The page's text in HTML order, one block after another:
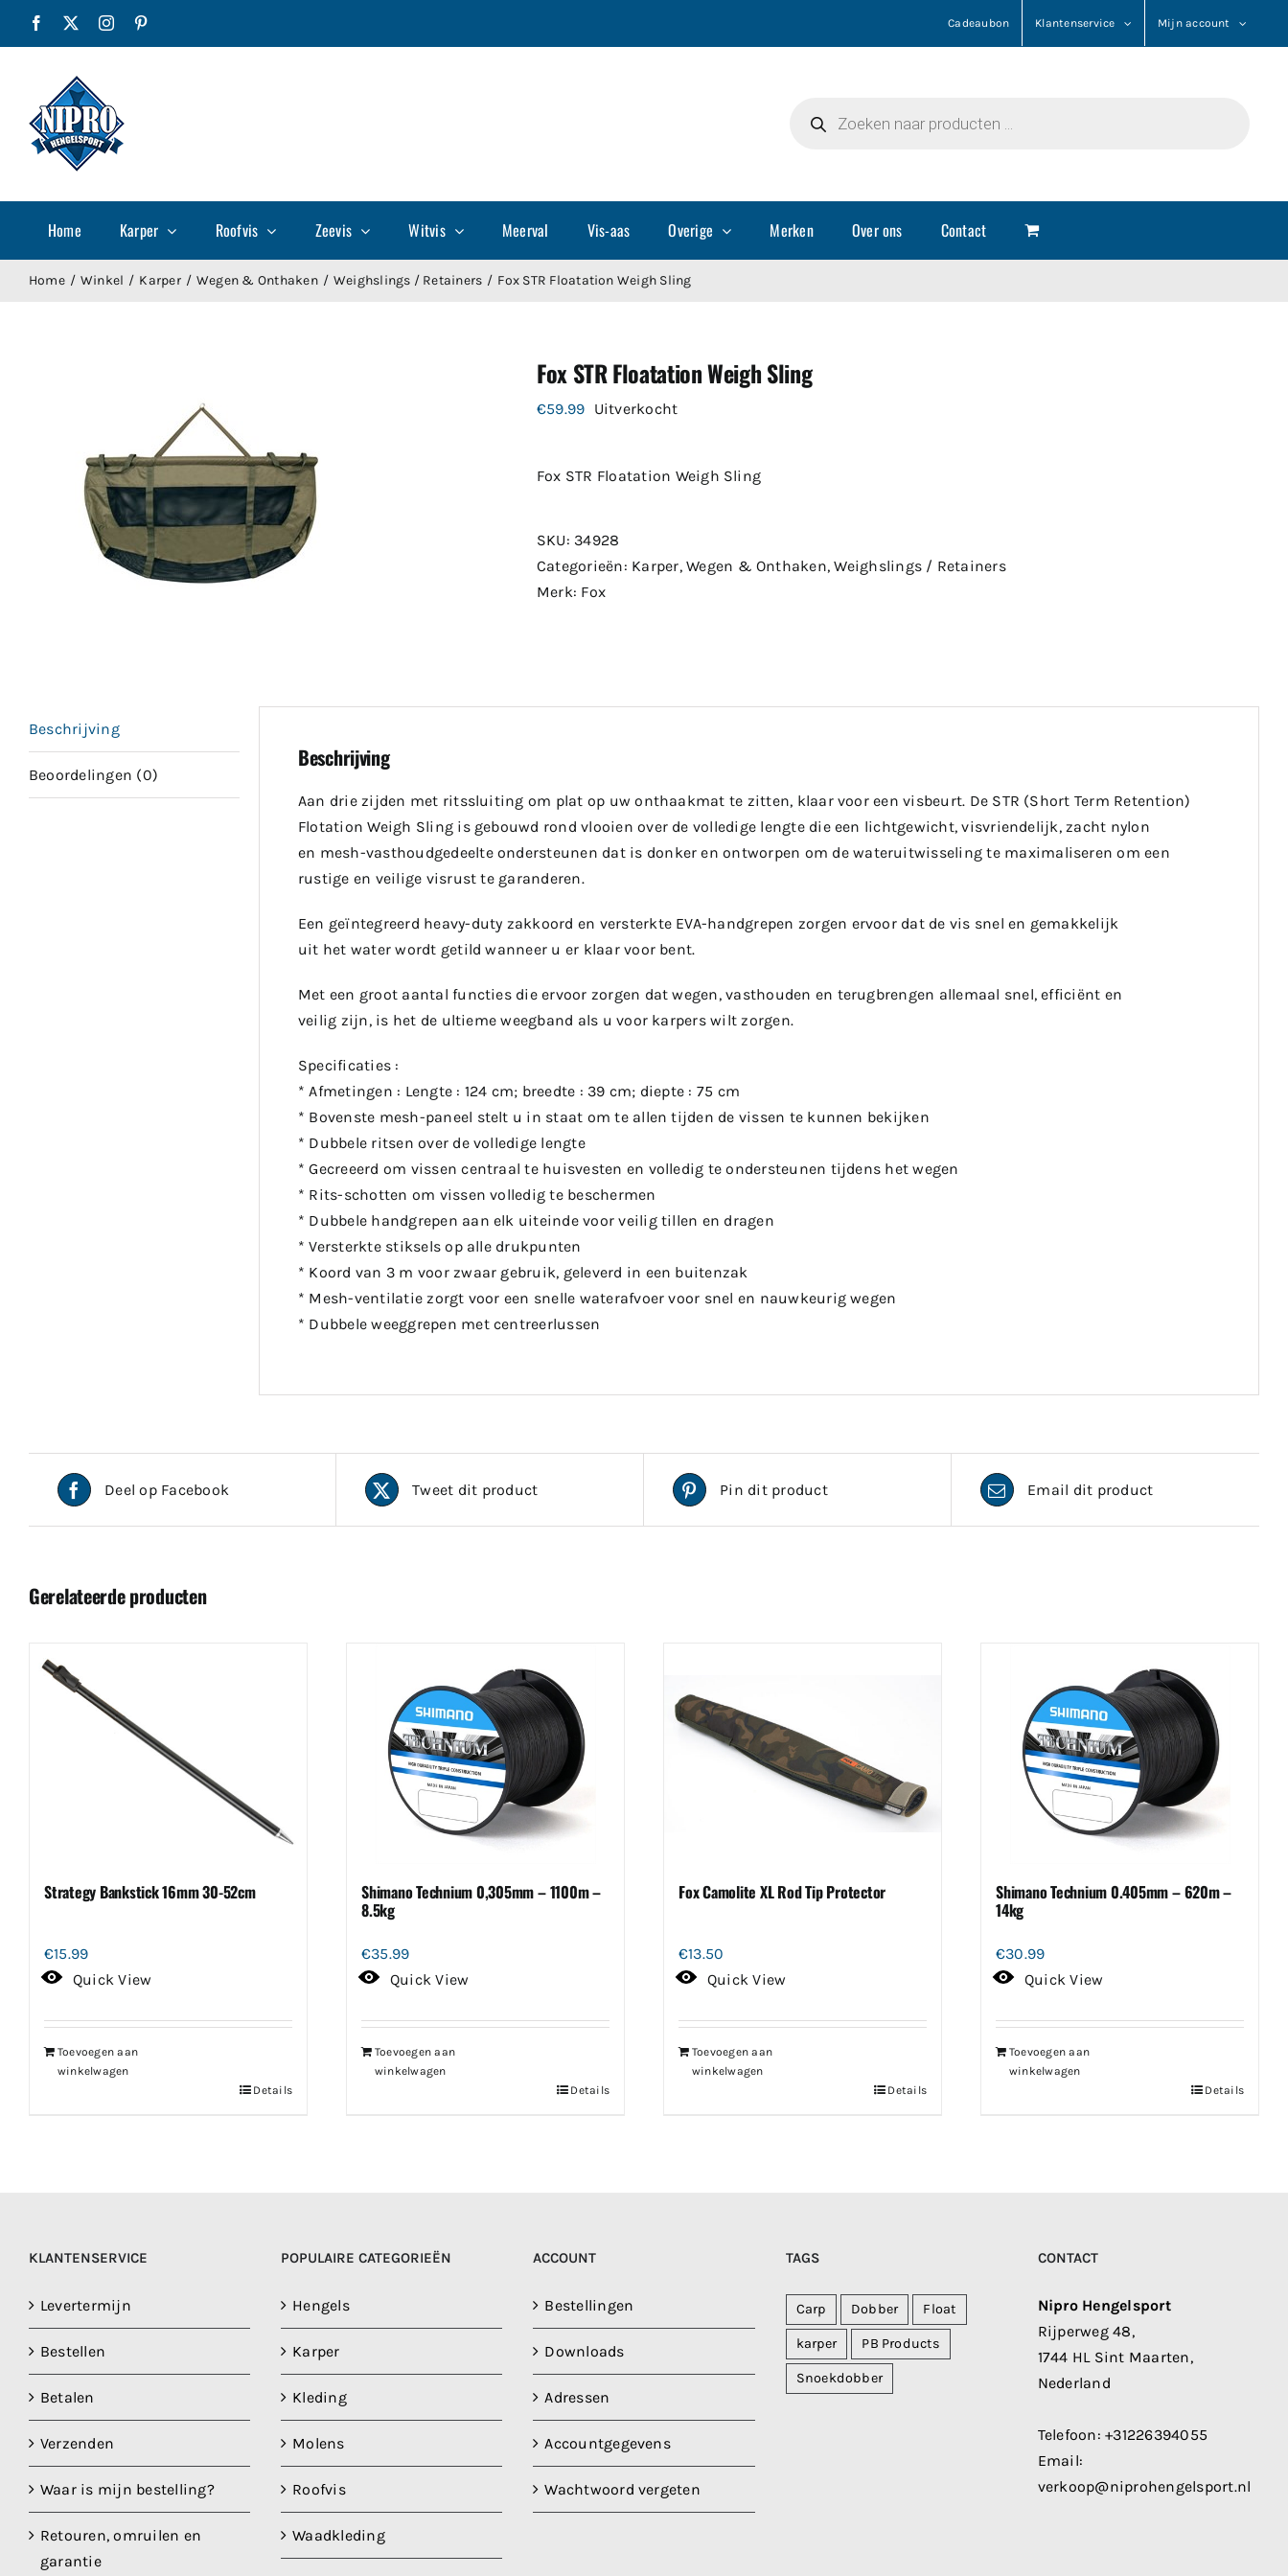
Facebook Instagram Cadeaubon Klantenservice Mijn account
zoeken
Home Karper Roofvis Zeevis Witvis Meerval Vis-aas Overige Merken Over ons Contact
Home Winkel Karper Wegen & Onthaken Weighslings / Retainers Fox STR Floatation Weigh Sling
Fox STR Floatation Weigh Sling
€59.99 Uitverkocht
Fox STR Floatation Weigh Sling
SKU: 34928
Categorieën: Karper,Wegen & Onthaken,Weighslings / Retainers
Merk: Fox
Beschrijving
Beoordelingen (0)
Beschrijving
Aan drie zijden met ritssluiting om plat op uw onthaakmat te zitten, klaar voor een visbeurt. De STR (Short Term Retention)
Flotation Weigh Sling is gebouwd rond vlooien over de volledige lengte die een lichtgewicht, visvriendelijk, zacht nylon
en mesh-vasthoudgedeelte ondersteunen dat is donker en ontworpen om de wateruitwisseling te maximaliseren om een
rustige en veilige visrust te garanderen.
Een geïntegreerd heavy-duty zakkoord en versterkte EVA-handgrepen zorgen ervoor dat de vis snel en gemakkelijk
uit het water wordt getild wanneer u er klaar voor bent.
Met een groot aantal functies die ervoor zorgen dat wegen, vasthouden en terugbrengen allemaal snel, efficiënt en
veilig zijn, is het de ultieme weegband als u voor karpers wilt zorgen.
Specificaties :
* Afmetingen : Lengte : 124 cm; breedte : 39 cm; diepte : 75 cm
* Bovenste mesh-paneel stelt u in staat om te allen tijden de vissen te kunnen bekijken
* Dubbele ritsen over de volledige lengte
* Gecreeerd om vissen centraal te huisvesten en volledig te ondersteunen tijdens het wegen
* Rits-schotten om vissen volledig te beschermen
* Dubbele handgrepen aan elk uiteinde voor veilig tillen en dragen
* Versterkte stiksels op alle drukpunten
* Koord van 3 m voor zwaar gebruik, geleverd in een buitenzak
* Mesh-ventilatie zorgt voor een snelle waterafvoer voor snel en nauwkeurig wegen
* Dubbele weeggrepen met centreerlussen
Deel op Facebook Tweet dit product Pin dit product Email dit product
Gerelateerde producten
Strategy Bankstick 16mm 30-52cm
€15.99
Quick View
Toevoegen aan
winkelwagen
Details
Shimano Technium 0,305mm – 1100m –
8.5kg
€35.99
Quick View
Toevoegen aan
winkelwagen
Details
Fox Camolite XL Rod Tip Protector
€13.50
Quick View
Toevoegen aan
winkelwagen
Details
Shimano Technium 0.405mm – 620m –
14kg
€30.99
Quick View
Toevoegen aan
winkelwagen
Details
KLANTENSERVICE
Levertermijn
Bestellen
Betalen
Verzenden
Waar is mijn bestelling?
Retouren, omruilen en
garantie
POPULAIRE CATEGORIEËN
Hengels
Karper
Kleding
Molens
Roofvis
Waadkleding
ACCOUNT
Bestellingen
Downloads
Adressen
Accountgegevens
Wachtwoord vergeten
TAGS
Carp Dobber Float
karper PB Products
Snoekdobber
CONTACT
Nipro Hengelsport
Rijperweg 48,
1744 HL Sint Maarten,
Nederland
Telefoon:+31226394055
Email:
verkoop@niprohengelsport.nl